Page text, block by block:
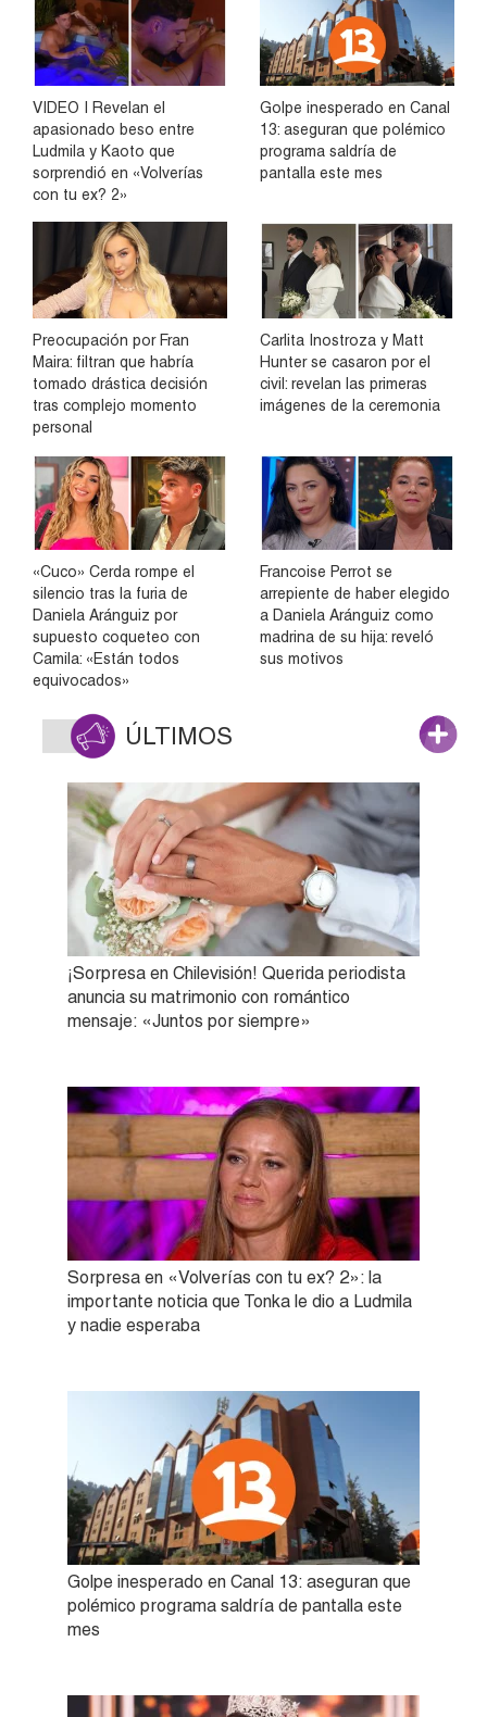
VIDEO | Revelan el
apasionado beso entre
Ludmila y Kaoto que
sorprendió en «Volverías
con tu ex? 2»
Golpe inesperado en Canal
13: aseguran que polémico
programa saldría de
pantalla este mes
Preocupación por Fran
Maira: filtran que habría
tomado drástica decisión
tras complejo momento
personal
Carlita Inostroza y Matt
Hunter se casaron por el
civil: revelan las primeras
imágenes de la ceremonia
«Cuco» Cerda rompe el
silencio tras la furia de
Daniela Aránguiz por
supuesto coqueteo con
Camila: «Están todos
equivocados»
Francoise Perrot se
arrepiente de haber elegido
a Daniela Aránguiz como
madrina de su hija: reveló
sus motivos
ÚLTIMOS
¡Sorpresa en Chilevisión! Querida periodista
anuncia su matrimonio con romántico
mensaje: «Juntos por siempre»
Sorpresa en «Volverías con tu ex? 2»: la
importante noticia que Tonka le dio a Ludmila
y nadie esperaba
Golpe inesperado en Canal 13: aseguran que
polémico programa saldría de pantalla este
mes